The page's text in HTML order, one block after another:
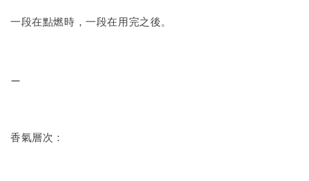
一段在點燃時，一段在用完之後。
—
香氣層次：